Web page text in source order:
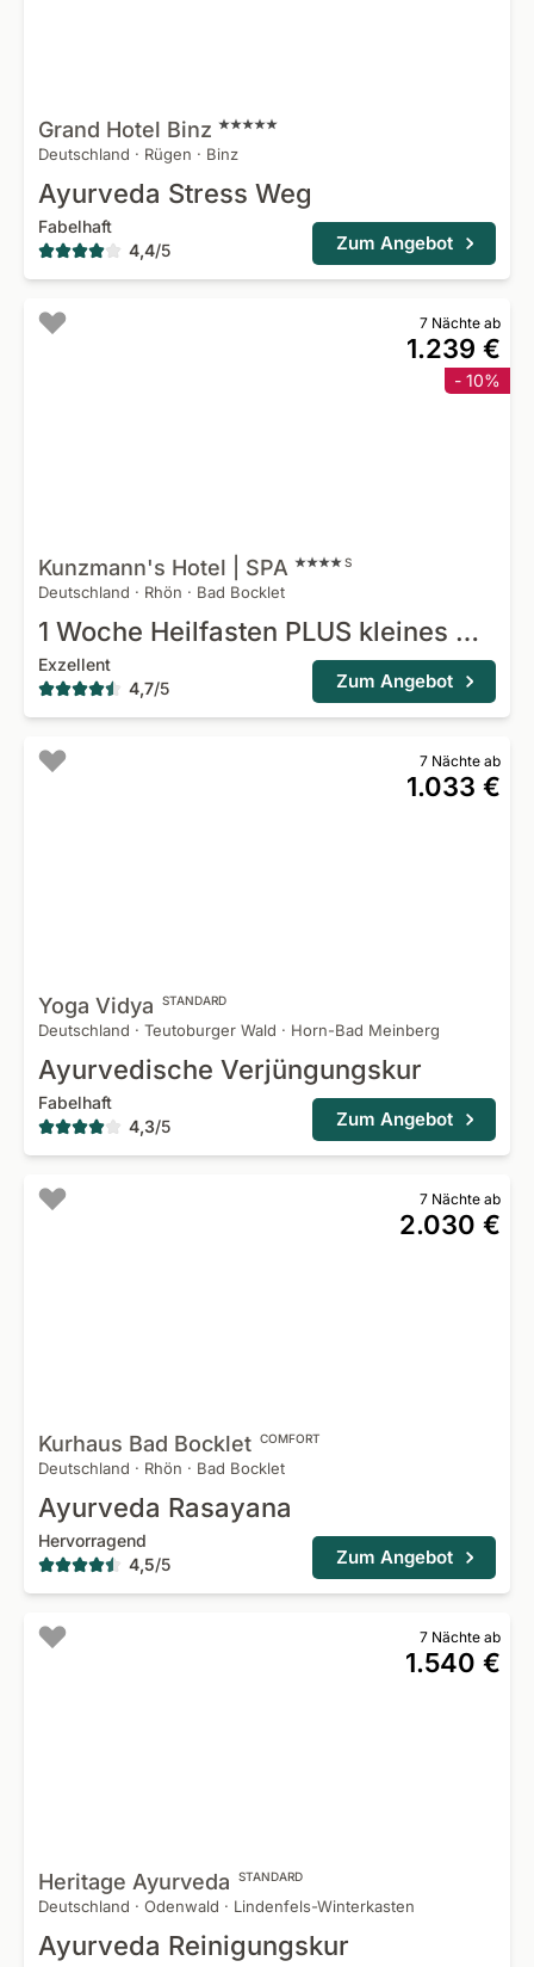
Grand Hotel Binz
Deutschland · Rügen · Binz
Ayurveda Stress Weg
Fabelhaft
4,4/5 Zum Angebot
7 Nächte ab
1.239 €
- 10%
Kunzmann's Hotel | SPA S
Deutschland · Rhön · Bad Bocklet
1 Woche Heilfasten PLUS kleines Ayurvedapaket
Exzellent
4,7/5 Zum Angebot
7 Nächte ab
1.033 €
Yoga Vidya STANDARD
Deutschland · Teutoburger Wald · Horn-Bad Meinberg
Ayurvedische Verjüngungskur
Fabelhaft
4,3/5 Zum Angebot
7 Nächte ab
2.030 €
Kurhaus Bad Bocklet COMFORT
Deutschland · Rhön · Bad Bocklet
Ayurveda Rasayana
Hervorragend
4,5/5 Zum Angebot
7 Nächte ab
1.540 €
Heritage Ayurveda STANDARD
Deutschland · Odenwald · Lindenfels-Winterkasten
Ayurveda Reinigungskur